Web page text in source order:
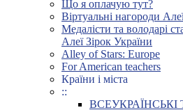
Що я оплачую тут?
Віртуальні нагороди
Медалісти та володарі
Алеї Зірок України
Alley of Stars: Europe
For American teachers
Країни і міста
::